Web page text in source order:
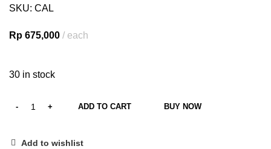
SKU: CAL
Rp 675,000 each
30 in stock
ADD TO CART BUY NOW
Add to wishlist